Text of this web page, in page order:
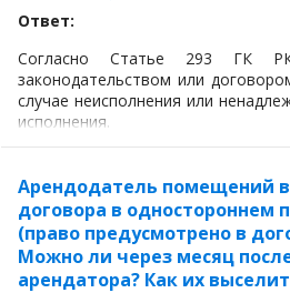
Ответ:
Согласно Статье 293 ГК РК,
законодательством или
случае неисполнения или
исполнения.
Арендодатель помещений в
договора в одностороннем
(право предусмотрено в
Можно ли через месяц
арендатора? Как их